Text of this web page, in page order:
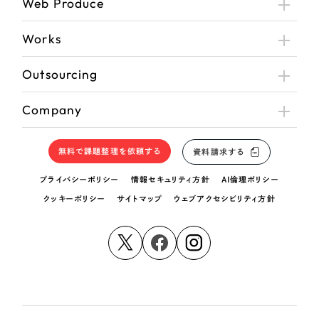
Works
Outsourcing
Company
無料で課題整理を依頼する 資料請求する
プライバシーポリシー 情報セキュリティ方針 AI倫理ポリシー
クッキーポリシー サイトマップ ウェブアクセシビリティ方針